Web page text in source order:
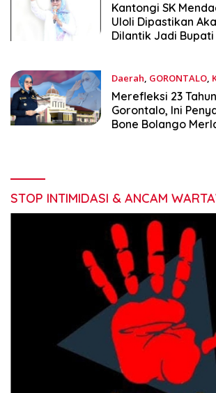
Kantongi SK
Uloli Dipastikan
Dilantik Jadi
Daerah, GORONTALO,
Desember 5, 2023
Merefleksi 23
Gorontalo, Ini
Bone Bolango
STOP INTIMIDASI & ANCAM